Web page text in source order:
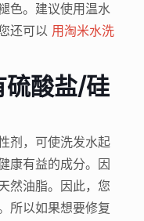
色。建议使用温水
还可以 用淘米水洗
硫酸盐/硅
剂，可使洗发水起
康有益的成分。因
然油脂。因此，您
所以如果想要修复